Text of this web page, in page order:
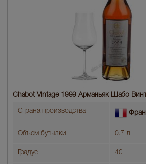
Chabot Vintage 1999 Арманьяк Шабо
Страна производства
Объем бутылки 0.7 л
Градус 40